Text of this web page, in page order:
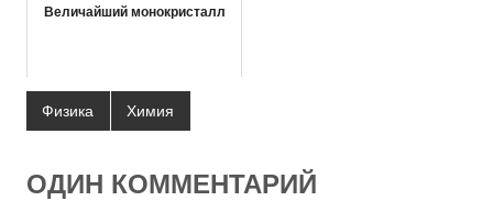
Величайший монокристалл
Физика Химия
ОДИН КОММЕНТАРИЙ